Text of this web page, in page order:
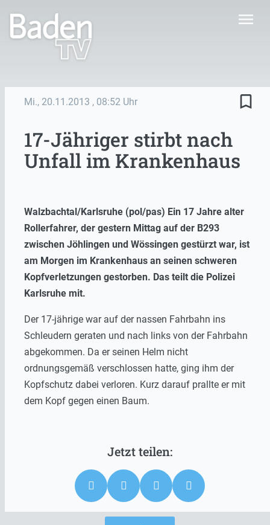
menu
Mi., 20.11.2013 , 08:52 Uhr bookmark_border
17-Jähriger stirbt nach
Unfall im Krankenhaus
Walzbachtal/Karlsruhe (pol/pas) Ein 17 Jahre alter
Rollerfahrer, der gestern Mittag auf der B293
zwischen Jöhlingen und Wössingen gestürzt war, ist
am Morgen im Krankenhaus an seinen schweren
Kopfverletzungen gestorben. Das teilt die Polizei
Karlsruhe mit.
Der 17-jährige war auf der nassen Fahrbahn ins
Schleudern geraten und nach links von der Fahrbahn
abgekommen. Da er seinen Helm nicht
ordnungsgemäß verschlossen hatte, ging ihm der
Kopfschutz dabei verloren. Kurz darauf prallte er mit
dem Kopf gegen einen Baum.